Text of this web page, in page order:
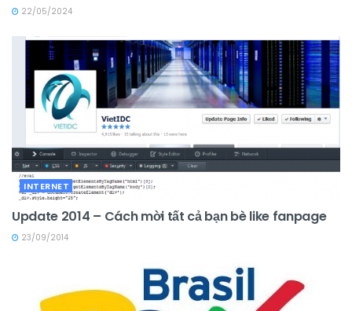
22/05/2024
INTERNET
Update 2014 – Cách mời tất cả bạn bè like fanpage
23/09/2014